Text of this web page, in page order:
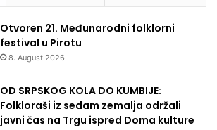
Otvoren 21. Međunarodni folklorni
festival u Pirotu
8. August 2026.
OD SRPSKOG KOLA DO KUMBIJE:
Folkloraši iz sedam zemalja održali
javni čas na Trgu ispred Doma kulture